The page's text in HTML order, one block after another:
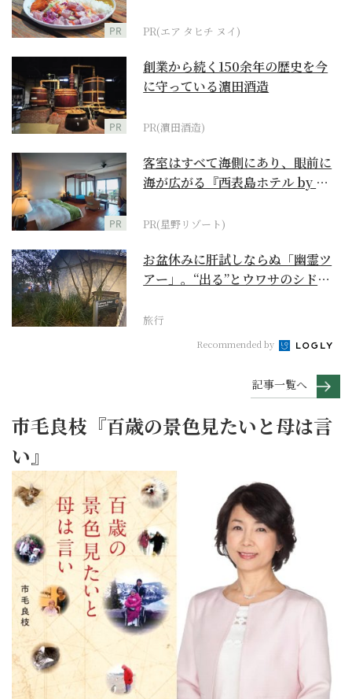
PR PR(エア タヒチ ヌイ)
PR
創業から続く150余年の歴史を今
に守っている濵田酒造
PR(濵田酒造)
PR
客室はすべて海側にあり、眼前に
海が広がる『西表島ホテル by 星
PR(星野リゾート)
お盆休みに肝試しならぬ「幽霊ツ
アー」。“出る”とウワサのシドニ
旅行
Recommended by
記事一覧へ
市毛良枝『百歳の景色見たいと母は言
い』